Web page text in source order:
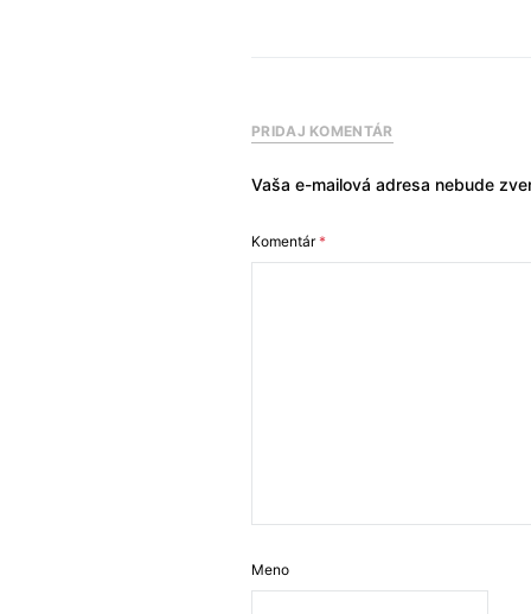
PRIDAJ KOMENTÁR
Vaša e-mailová adresa nebude
Komentár*
Meno